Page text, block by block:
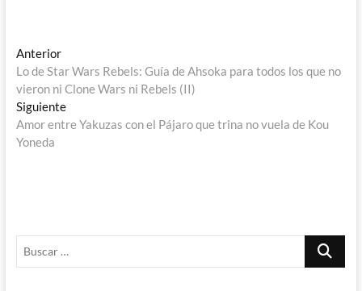
Navegación
de
entradas
AnteriorEntrada
anterior:
Lo de Star Wars Rebels: Guía de Ahsoka para todos los que no
vieron ni Clone Wars ni Rebels (II)
SiguienteEntrada
siguiente:
Amor entre Yakuzas con el Pájaro que trina no vuela de Kou
Yoneda
Buscar